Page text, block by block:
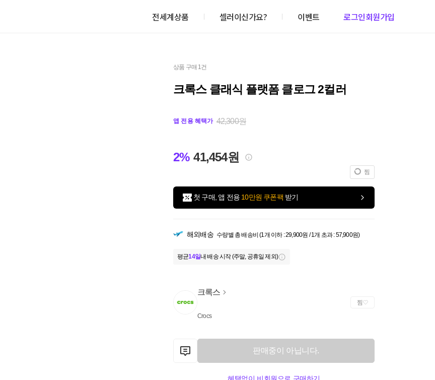
전세계상품 셀러이신가요? 이벤트 로그인회원가입
상품 구매 1건
크록스 클래식 플랫폼 클로그 2컬러
앱 전용 혜택가 42,300원
2% 41,454원
찜
첫 구매, 앱 전용 10만원 쿠폰팩 받기
해외배송 수량별 총 배송비 (1개 이하 : 29,900원 / 1개 초과 : 57,900원)
평균14일내 배송 시작 (주말, 공휴일 제외)
크록스
Crocs
찜
판매중이 아닙니다.